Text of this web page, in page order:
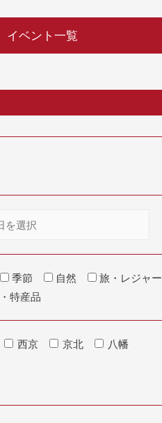
イベント一覧
季節 自然
旅・レジャー
特産品
西京 京北 八幡